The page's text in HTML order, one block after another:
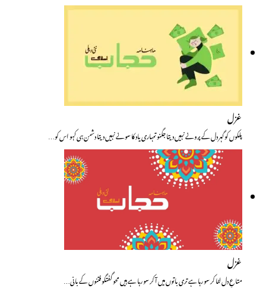
غزل
پلکوں کو گہر دل کے پرونے نہیں دیتا جگنو تمہاری یاد کا سونے نہیں دیتا دشمن ہی کہو اس کو…
غزل
متاعِ دل لٹا کر سو رہا ہے تری باتوں میں آکر سو رہا ہے ہیں محو گفتگو فتنوں کے بانی…